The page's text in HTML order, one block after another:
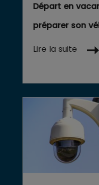
Départ en
préparer son
Lire la suite